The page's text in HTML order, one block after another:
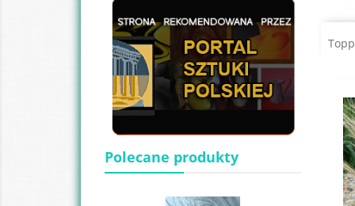
Polecane produkty